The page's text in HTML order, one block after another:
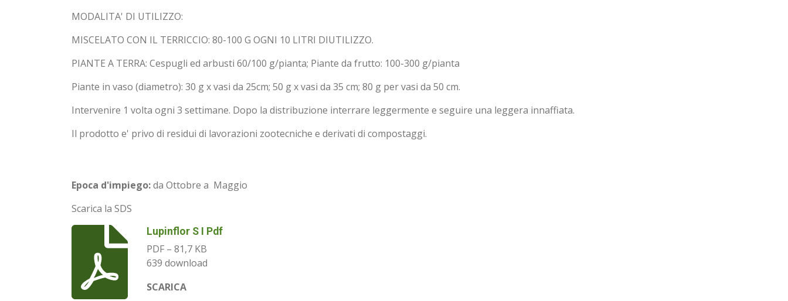
MODALITA' DI UTILIZZO:
MISCELATO CON IL TERRICCIO: 80-100 G OGNI 10 LITRI DIUTILIZZO.
PIANTE A TERRA: Cespugli ed arbusti 60/100 g/pianta; Piante da frutto: 100-300 g/pianta
Piante in vaso (diametro): 30 g x vasi da 25cm; 50 g x vasi da 35 cm; 80 g per vasi da 50 cm.
Intervenire 1 volta ogni 3 settimane. Dopo la distribuzione interrare leggermente e seguire una leggera innaffiata.
Il prodotto e' privo di residui di lavorazioni zootecniche e derivati di compostaggi.
Epoca d'impiego:da Ottobre a Maggio
Scarica la SDS
Lupinflor S I Pdf
PDF – 81,7 KB
639 download
SCARICA